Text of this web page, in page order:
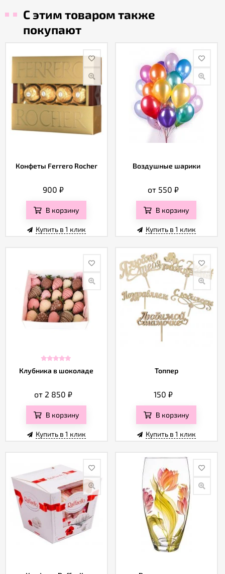
С этим товаром также
покупают
Конфеты Ferrero Rocher
900₽
В корзину
Купить в 1 клик
Воздушные шарики
от 550₽
В корзину
Купить в 1 клик
Клубника в шоколаде
от 2 850₽
В корзину
Купить в 1 клик
Топпер
150₽
В корзину
Купить в 1 клик